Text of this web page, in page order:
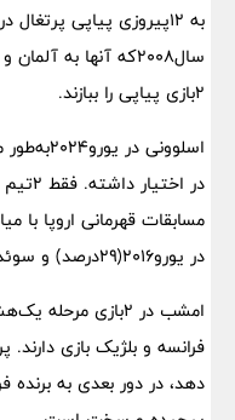
به ۱۲پیروزی پیاپی
سال۲۰۰۸که آنها به
۲بازی پیاپی را ببازند.
در
مسابقات قهرمانی اروپا با
در یورو۲۰۱۶(۲۹درصد) و سوئد در یورو۲۰۲۰(۳۰درصد).
فرانسه و بلژیک بازی
دهد، در دور بعدی به برنده